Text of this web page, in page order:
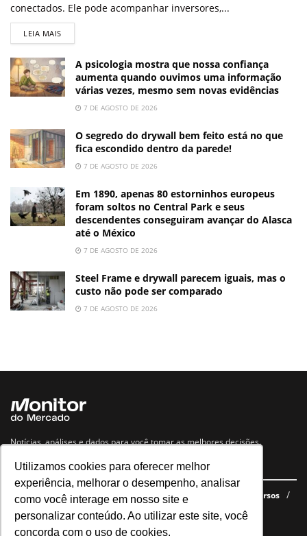
Utilizamos cookies para oferecer melhor
experiência, melhorar o desempenho, analisar
como você interage em nosso site e
personalizar conteúdo. Ao utilizar este site, você
concorda com o uso de cookies.
conectados. Ele pode acompanhar inversores,...
LEIA MAIS
A psicologia mostra que nossa confiança
aumenta quando ouvimos uma informação
várias vezes, mesmo sem novas evidências
7 DE AGOSTO DE 2026
O segredo do drywall bem feito está no que
fica escondido dentro da parede!
7 DE AGOSTO DE 2026
Em 1890, apenas 80 estorninhos europeus
foram soltos no Central Park e seus
descendentes conseguiram avançar do Alasca
até o México
7 DE AGOSTO DE 2026
Steel Frame e drywall parecem iguais, mas o
custo não pode ser comparado
7 DE AGOSTO DE 2026
Notícias, análises e dados para você tomar as melhores decisões.
Navegue no site
Últimas notícias Quem somos E-books gratuitos
Cursos
Política de privacidade